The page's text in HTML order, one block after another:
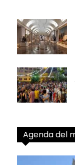
Agenda del